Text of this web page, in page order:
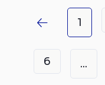
1
6 ...